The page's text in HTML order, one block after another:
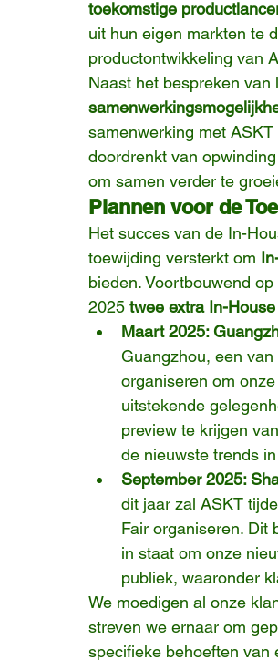
toekomstige
uit hun eigen markten te
productontwikkeling van
Naast het bespreken
samenwerking met
doordrenkt van
om samen verder te
Plannen voor de
Het succes van de In-
toewijding versterkt om
bieden. Voortbouwend
2025 twee extra In-
Maart 2025:
Guangzhou, een
organiseren om
uitstekende
preview te krijgen
de nieuwste trends
September 2025:
dit jaar zal ASKT
Fair organiseren. Dit
in staat om onze
publiek, waaronder
We moedigen al onze
streven we ernaar om
specifieke behoeften van